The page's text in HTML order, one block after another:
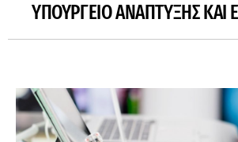
ΥΠΟΥΡΓΕΊΟ ΑΝΆΠΤΥΞΗΣ ΚΑΙ